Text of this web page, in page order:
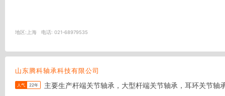
地区: 上海 电话: 021-68979535
山东腾科轴承科技有限公司
人气 22年